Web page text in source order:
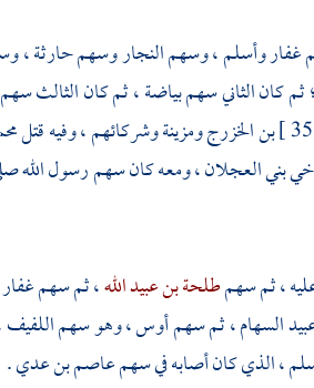
غفاروأسلم، وسهمالنجاروسهمحارثة،
؛ ثم كان الثاني سهمبياضة، ثم كان الثالث سهم
بن الخزرجومزينةوشركائهم ، وفيه قتل
بني العجلان، ومعه كان سهم رسول الله
، ثم سهمطلحة بن عبيد الله، ثم سهمغفار
السهام، ثم سهمأوس، وهو سهماللفيف
، الذي كان أصابه في سهمعاصم بن عدي.